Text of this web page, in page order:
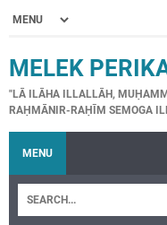
MELEK
"LĀ ILĀHA ILLALLĀH,
RAḤMĀNIR-RAḤĪM SEMOGA
MENU